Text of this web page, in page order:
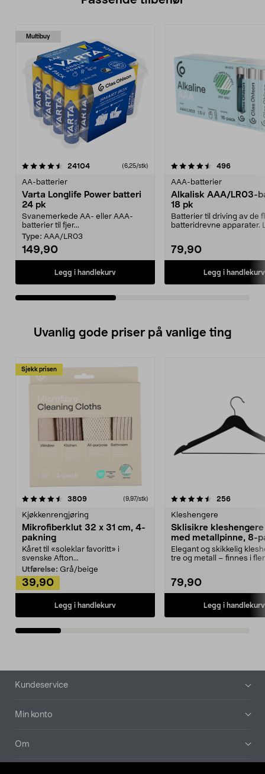
Multibuy
24104anmeldelser(6,25/stk)
AA-batterier
Varta Longlife Power batteri
24 pk
Svanemerkede AA- eller AAA-
batterier til fjer...
Type: AAA/LR03
149,90
Legg i handlekurv
4.5av 5 stjerner 496
AAA-batterier
Alkalisk AAA/LR03-
18 pk
Batterier til driving av de
batteridrevne apparater.
79,90
Legg i handlekurv
4.5av 5 stjerner
Uvanlig gode priser på vanlige ting
Sjekk prisen
3809anmeldelser(9,97/stk)
Kjøkkenrengjøring
Mikrofiberklut 32 x 31 cm, 4-
pakning
Kåret til «soleklar favoritt» i
svenske Afton...
Utførelse: Grå/beige
39,90
Legg i handlekurv
4.5av 5 stjerner 256
Kleshengere
Sklisikre
med metallpinne, 8-
Elegant og skikkelig
tre og metall – finnes i
79,90
Legg i handlekurv
4.5av 5 stjerner
Bunntekst
Kundeservice
Min konto
Om